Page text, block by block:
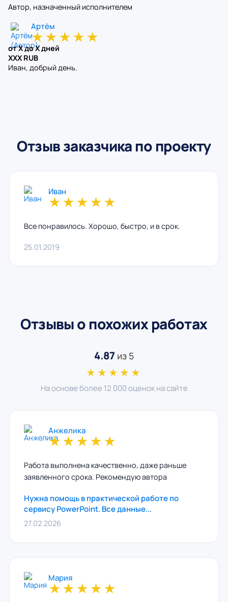
Автор, назначенный исполнителем
Артём
★★★★★
от X до X дней
XXX RUB
Иван, добрый день.
Отзыв заказчика по проекту
Иван
★★★★★
Все понравилось. Хорошо, быстро, и в срок.
25.01.2019
Отзывы о похожих работах
4.87 из 5
★★★★★
На основе более 12 000 оценок на сайте
Анжелика
★★★★★
Работа выполнена качественно, даже раньше
заявленного срока. Рекомендую автора
Нужна помощь в практической работе по
сервису PowerPoint. Все данные...
27.02.2026
Мария
★★★★★